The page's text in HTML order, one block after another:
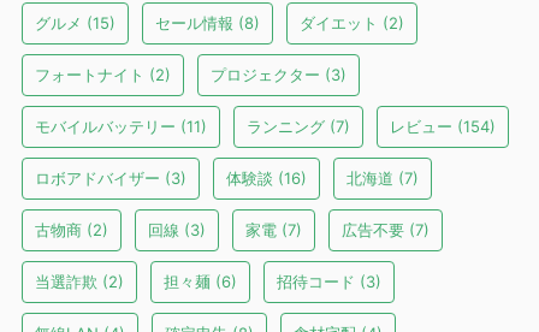
グルメ (15) セール情報 (8) ダイエット (2)
フォートナイト (2) プロジェクター (3)
モバイルバッテリー (11) ランニング (7) レビュー (154)
ロボアドバイザー (3) 体験談 (16) 北海道 (7)
古物商 (2) 回線 (3) 家電 (7) 広告不要 (7)
当選詐欺 (2) 担々麺 (6) 招待コード (3)